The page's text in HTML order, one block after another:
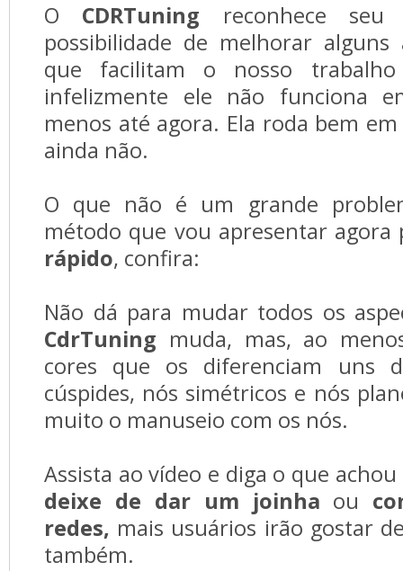
O CDRTuning reconhece
possibilidade de melhorar alguns
que facilitam o nosso
infelizmente ele não funciona
menos até agora. Ela roda bem em
ainda não.
O que não é um grande
método que vou apresentar agora
rápido, confira:
Não dá para mudar todos os
CdrTuning muda, mas, ao
cores que os diferenciam uns
cúspides, nós simétricos e nós
muito o manuseio com os nós.
Assista ao vídeo e diga o que
deixe de dar um joinha ou
redes, mais usuários irão gostar
também.